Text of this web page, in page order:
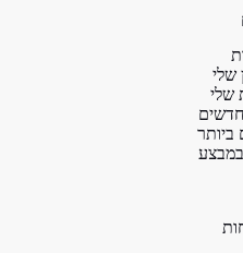
שלי
שלי
ביותר